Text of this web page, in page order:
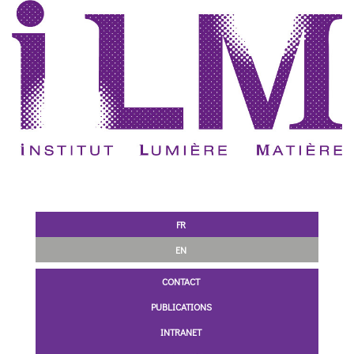
FR
EN
CONTACT
PUBLICATIONS
INTRANET